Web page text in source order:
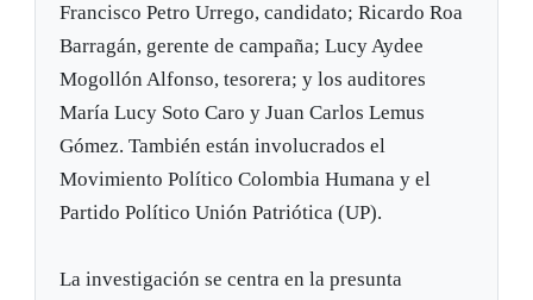
Francisco Petro Urrego, candidato; Ricardo Roa
Barragán, gerente de campaña; Lucy Aydee
Mogollón Alfonso, tesorera; y los auditores
María Lucy Soto Caro y Juan Carlos Lemus
Gómez. También están involucrados el
Movimiento Político Colombia Humana y el
Partido Político Unión Patriótica (UP).
La investigación se centra en la presunta